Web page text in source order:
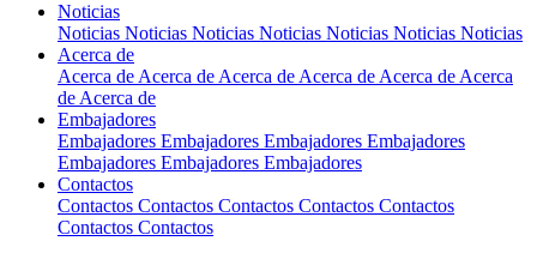
Noticias
Noticias Noticias Noticias Noticias Noticias Noticias Noticias
Acerca de
Acerca de Acerca de Acerca de Acerca de Acerca de Acerca
de Acerca de
Embajadores
Embajadores Embajadores Embajadores Embajadores
Embajadores Embajadores Embajadores
Contactos
Contactos Contactos Contactos Contactos Contactos
Contactos Contactos